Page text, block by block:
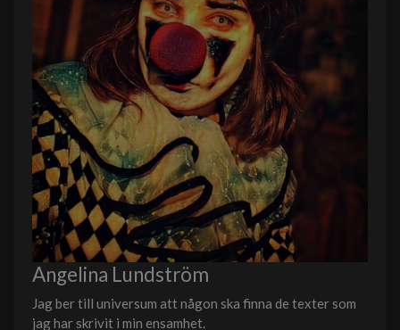
Angelina Lundström
Jag ber till universum att någon ska finna de texter som
jag har skrivit i min ensamhet.